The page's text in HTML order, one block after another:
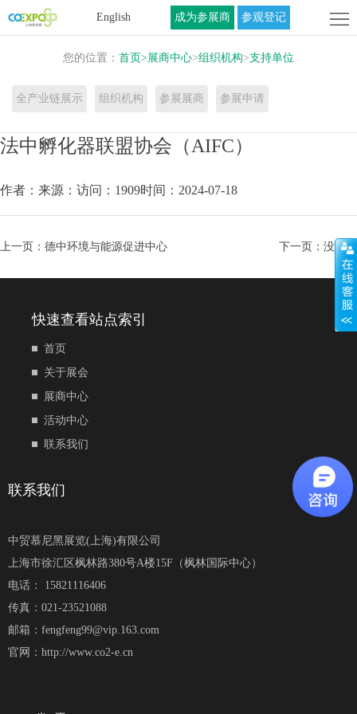
English 成为参展商 参观登记
首
心
中
系
您的位置： 首页>展商中心>组织机构>支持单位
全产业链展示 组织机构 参展展商 参展申请
法中孵化器联盟协会（AIFC）
作者： 来源： 访问：1909时间：2024-07-18
上一页： 德中环境与能源促进中心 下一页： 没有了
快速查看站点索引
首页
关于展会
展商中心
活动中心
联系我们
联系我们
中贸慕尼黑展览(上海)有限公司
上海市徐汇区枫林路380号A楼15F（枫林国际中心）
电话： 15821116406
传真：021-23521088
邮箱：fengfeng99@vip.163.com
官网：http://www.co2-e.cn